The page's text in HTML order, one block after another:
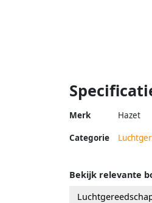
Merk Hazet
Categorie
Bekijk relevante